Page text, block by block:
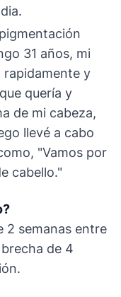
31 años, mi
rapidamente y
quería y
de mi cabeza,
llevé a cabo
"Vamos por
cabello."
2 semanas entre
de 4